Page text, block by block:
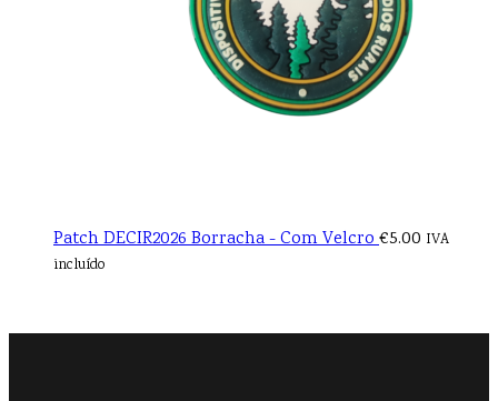
Patch DECIR2026 Borracha - Com Velcro€5.00 IVA
incluído